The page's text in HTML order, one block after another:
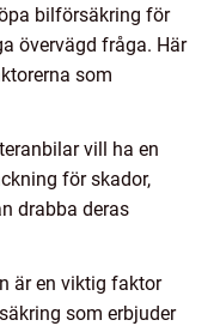
bilförsäkring för
övervägd fråga. Här
som
vill ha en
för skador,
drabba deras
är en viktig faktor
som erbjuder